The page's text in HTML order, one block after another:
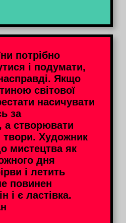
потрібно
і подумати,
Якщо
світової
насичувати
за
а створювати
твори. Художник
мистецтва як
дня
і летить
повинен
і є ластівка.